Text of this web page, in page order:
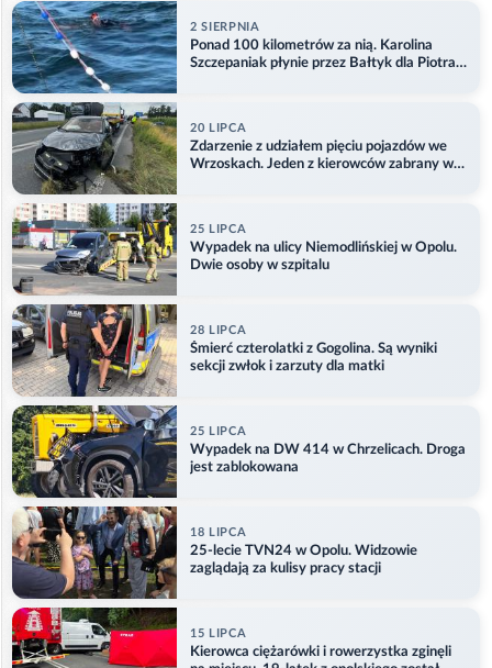
2 SIERPNIA
Ponad 100 kilometrów za nią. Karolina
Szczepaniak płynie przez Bałtyk dla Piotra.
20 LIPCA
Zdarzenie z udziałem pięciu pojazdów we
Wrzoskach. Jeden z kierowców zabrany w
25 LIPCA
Wypadek na ulicy Niemodlińskiej w Opolu.
Dwie osoby w szpitalu
28 LIPCA
Śmierć czterolatki z Gogolina. Są wyniki
sekcji zwłok i zarzuty dla matki
25 LIPCA
Wypadek na DW 414 w Chrzelicach. Droga
jest zablokowana
18 LIPCA
25-lecie TVN24 w Opolu. Widzowie
zaglądają za kulisy pracy stacji
15 LIPCA
Kierowca ciężarówki i rowerzystka zginęli